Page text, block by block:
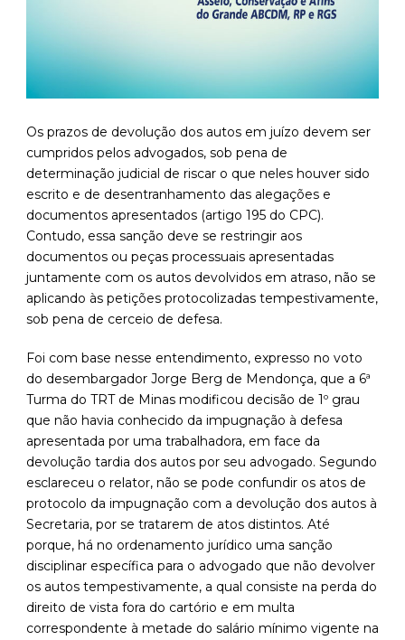
Os prazos de devolução dos autos em juízo devem ser
cumpridos pelos advogados, sob pena de
determinação judicial de riscar o que neles houver sido
escrito e de desentranhamento das alegações e
documentos apresentados (artigo 195 do CPC).
Contudo, essa sanção deve se restringir aos
documentos ou peças processuais apresentadas
juntamente com os autos devolvidos em atraso, não se
aplicando às petições protocolizadas tempestivamente,
sob pena de cerceio de defesa.
Foi com base nesse entendimento, expresso no voto
do desembargador Jorge Berg de Mendonça, que a 6ª
Turma do TRT de Minas modificou decisão de 1º grau
que não havia conhecido da impugnação à defesa
apresentada por uma trabalhadora, em face da
devolução tardia dos autos por seu advogado. Segundo
esclareceu o relator, não se pode confundir os atos de
protocolo da impugnação com a devolução dos autos à
Secretaria, por se tratarem de atos distintos. Até
porque, há no ordenamento jurídico uma sanção
disciplinar específica para o advogado que não devolver
os autos tempestivamente, a qual consiste na perda do
direito de vista fora do cartório e em multa
correspondente à metade do salário mínimo vigente na